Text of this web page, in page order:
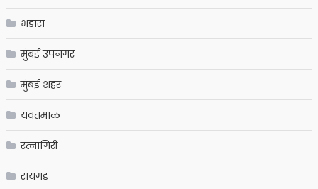
भंडारा
मुंबई उपनगर
मुंबई शहर
यवतमाळ
रत्नागिरी
रायगड